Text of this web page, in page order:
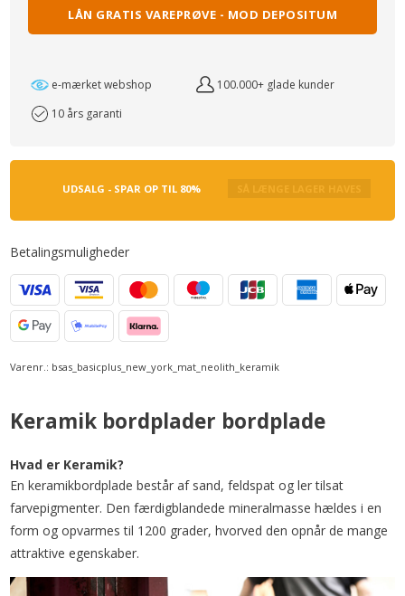
LÅN GRATIS VAREPRØVE - MOD DEPOSITUM
e-mærket webshop
100.000+ glade kunder
10 års garanti
UDSALG - SPAR OP TIL 80%
Betalingsmuligheder
Varenr.: bsas_basicplus_new_york_mat_neolith_keramik
Keramik bordplader bordplade
Hvad er Keramik?
En keramikbordplade består af sand, feldspat og ler tilsat
farvepigmenter. Den færdigblandede mineralmasse hældes i en
form og opvarmes til 1200 grader, hvorved den opnår de mange
attraktive egenskaber.